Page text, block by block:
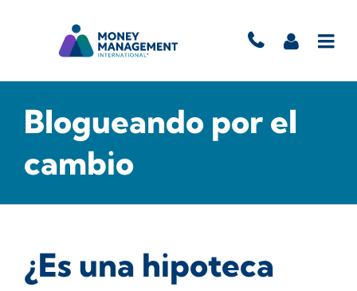
Blogueando por el
cambio
¿Es una hipoteca